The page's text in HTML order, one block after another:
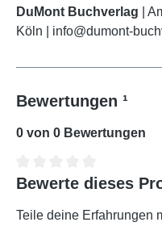
DuMont Buchverlag |
Köln | info@dumont-
Bewertungen ¹
0 von 0 Bewertungen
Durchschnittliche
Bewerte dieses
Teile deine Erfahrungen